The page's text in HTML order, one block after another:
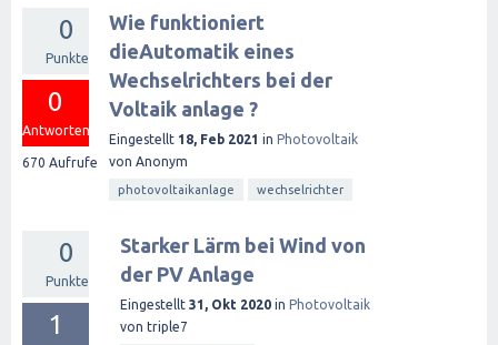
0
Punkte
0
Antworten
670 Aufrufe
Wie funktioniert
dieAutomatik eines
Wechselrichters bei der
Voltaik anlage ?
Eingestellt 18, Feb 2021 in Photovoltaik
von Anonym
photovoltaikanlage wechselrichter
0
Punkte
1
Starker Lärm bei Wind von
der PV Anlage
Eingestellt 31, Okt 2020 in Photovoltaik
von triple7